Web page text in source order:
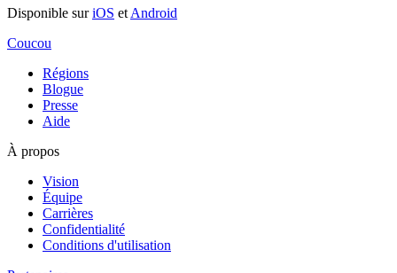
Disponible suriOS et Android
Coucou
Régions
Blogue
Presse
Aide
À propos
Vision
Équipe
Carrières
Confidentialité
Conditions d'utilisation